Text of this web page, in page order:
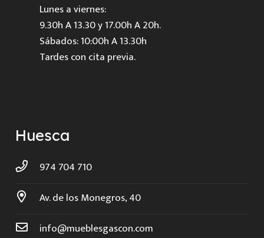
Lunes a viernes:
9.30h A 13.30 y 17.00h A 20h.
Sábados: 10:00h A 13.30h
Tardes con cita previa.
Huesca
974 704 710
Av. de los Monegros, 40
info@mueblesgascon.com